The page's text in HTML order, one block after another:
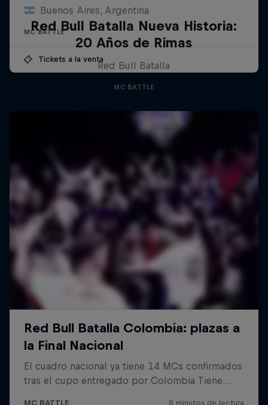
Buenos Aires, Argentina
MC BATTLE
Tickets a la venta
Red Bull Batalla Nueva Historia:
20 Años de Rimas
Red Bull Batalla
MC BATTLE